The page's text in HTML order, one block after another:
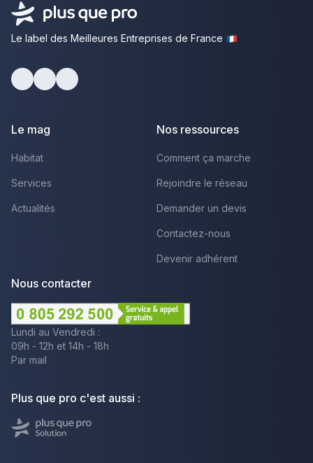
Le label des Meilleures Entreprises de France
Le mag
Habitat
Services
Actualités
Nos ressources
Comment ça marche
Rejoindre le réseau
Demander un devis
Contactez-nous
Devenir adhérent
Nous contacter
Lundi au Vendredi :
09h - 12h et 14h - 18h
Par mail
Plus que pro c'est aussi :